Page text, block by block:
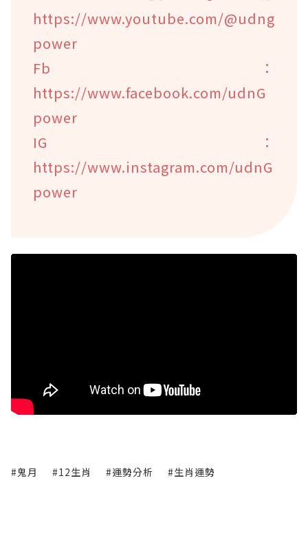
https://www.youtube.com/@udng
power
Fb：
https://www.facebook.com/udnG
power
IG：
https://www.instagram.com/udnG
power
#鬼月 #12生肖 #運勢分析 #生肖運勢